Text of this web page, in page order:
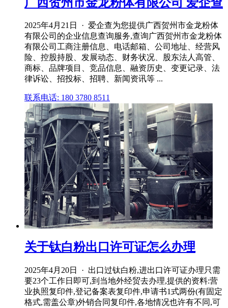
2025年4月21日 · 爱企查为您提供广西贺州市金龙粉体
有限公司的企业信息查询服务,查询广西贺州市金龙粉体
有限公司工商注册信息、电话邮箱、公司地址、经营风
险、控股持股、发展动态、财务状况、股东法人高管、
商标、品牌项目、竞品信息、融资历史、变更记录、法
律诉讼、招投标、招聘、新闻资讯等 ...
联系电话: 180 3780 8511
关于钛白粉出口许可证怎么办理
2025年4月20日 · 出口过钛白粉,进出口许可证办理只需
要23个工作日即可,到当地外经贸去办理,提供的资料:营
业执照复印件,登记备案表复印件,申请书1式两份(有固定
格式,需盖公章)外销合同复印件,各地情况也许有不同,可